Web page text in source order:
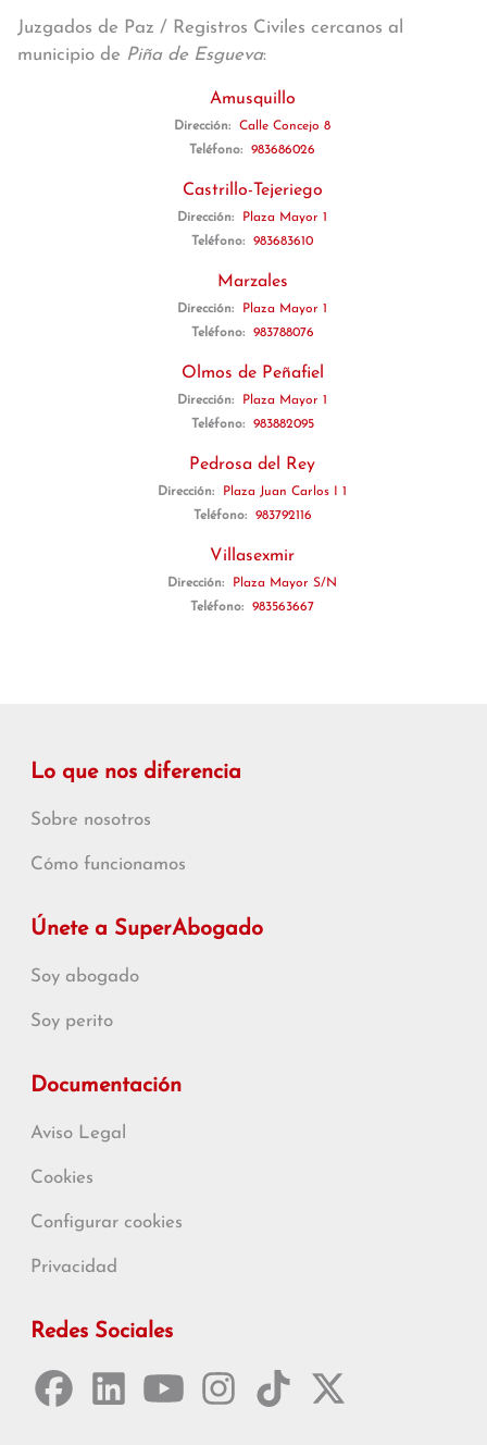
Juzgados de Paz / Registros Civiles cercanos al
municipio de Piña de Esgueva:
Amusquillo
Dirección:
Calle Concejo 8
Teléfono:
983686026
Castrillo-Tejeriego
Dirección:
Plaza Mayor 1
Teléfono:
983683610
Marzales
Dirección:
Plaza Mayor 1
Teléfono:
983788076
Olmos de Peñafiel
Dirección:
Plaza Mayor 1
Teléfono:
983882095
Pedrosa del Rey
Dirección:
Plaza Juan Carlos I 1
Teléfono:
983792116
Villasexmir
Dirección:
Plaza Mayor S/N
Teléfono:
983563667
Lo que nos diferencia
Sobre nosotros
Cómo funcionamos
Únete a SuperAbogado
Soy abogado
Soy perito
Documentación
Aviso Legal
Cookies
Configurar cookies
Privacidad
Redes Sociales